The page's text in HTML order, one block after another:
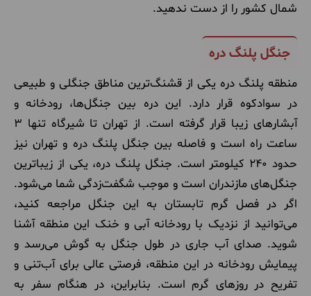
شمال کشور را از دست ندهید.
جنگل پلنگ‌ دره
منطقه پلنگ دره یکی از قشنگ‌ترین مناطق جنگلی و طبیعی
در سوادکوه قرار دارد. این دره بین جنگل‌ها، رودخانه و
آبشارهای زیبا قرار گرفته است. از تهران تا شیرگاه تنها ۳
ساعت راه است و فاصله بین جنگل پلنگ دره و تهران نیز
حدود ۲۴۰ کیلومتر است. جنگل پلنگ دره، یکی از زیباترین
جنگل‌های مازندران است و موجب شگفت‌زدگی شما می‌شود.
اگر در فصل گرم تابستان به این جنگل مراجعه کنید،
می‌توانید از نزدیک با رودخانه آبی و خنک این منطقه آشنا
شوید. صدای آب جاری در طول جنگل به گوش می‌رسد و
پیمایش رودخانه در این منطقه، فرصتی عالی برای آب‌تنی و
تفریح در روزهای گرم است. بنابراین، در هنگام سفر به